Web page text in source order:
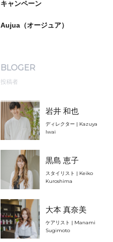
キャンペーン
Aujua（オージュア）
BLOGER
投稿者
岩井 和也
ディレクター | Kazuya
Iwai
黒島 恵子
スタイリスト | Keiko
Kuroshima
大本 真奈美
ケアリスト | Manami
Sugimoto